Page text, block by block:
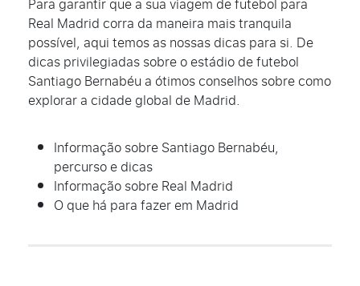
Real Madrid corra da maneira mais tranquila
possível, aqui temos as nossas dicas para si. De
dicas privilegiadas sobre o estádio de futebol
Santiago Bernabéu a ótimos conselhos sobre como
explorar a cidade global de Madrid.
Informação sobre Santiago Bernabéu,
percurso e dicas
Informação sobre Real Madrid
O que há para fazer em Madrid